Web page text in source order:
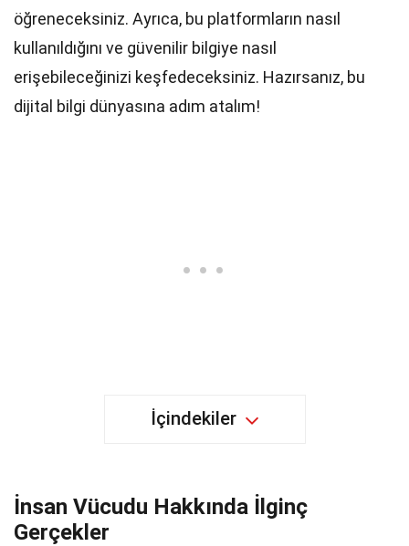
öğreneceksiniz. Ayrıca, bu platformların nasıl
kullanıldığını ve güvenilir bilgiye nasıl
erişebileceğinizi keşfedeceksiniz. Hazırsanız, bu
dijital bilgi dünyasına adım atalım!
İçindekiler
İnsan Vücudu Hakkında İlginç
Gerçekler